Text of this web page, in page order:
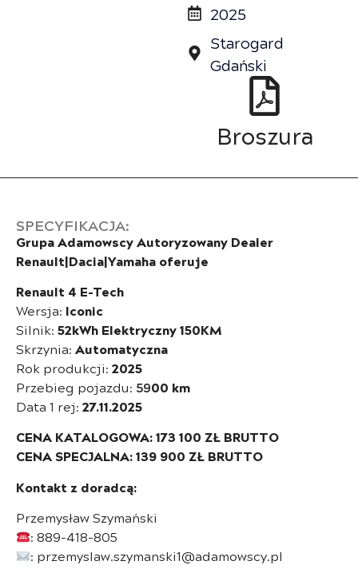
2025
Starogard
Gdański
Broszura
SPECYFIKACJA:
Grupa Adamowscy Autoryzowany Dealer
Renault|Dacia|Yamaha oferuje
Renault 4 E-Tech
Wersja: Iconic
Silnik: 52kWh Elektryczny 150KM
Skrzynia: Automatyczna
Rok produkcji: 2025
Przebieg pojazdu: 5900 km
Data 1 rej: 27.11.2025
CENA KATALOGOWA: 173 100 ZŁ BRUTTO
CENA SPECJALNA: 139 900 ZŁ BRUTTO
Kontakt z doradcą:
Przemysław Szymański
: 889-418-805
: przemyslaw.szymanski1@adamowscy.pl